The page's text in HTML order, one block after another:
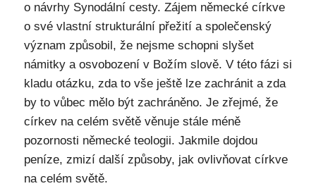
o návrhy Synodální cesty. Zájem německé církve
o své vlastní strukturální přežití a společenský
význam způsobil, že nejsme schopni slyšet
námitky a osvobození v Božím slově. V této fázi si
kladu otázku, zda to vše ještě lze zachránit a zda
by to vůbec mělo být zachráněno. Je zřejmé, že
církev na celém světě věnuje stále méně
pozornosti německé teologii. Jakmile dojdou
peníze, zmizí další způsoby, jak ovlivňovat církve
na celém světě.